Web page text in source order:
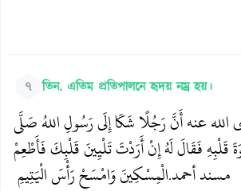
৭ তিন. এতিম প্রতিপালনে হৃদয় নম্র হয়।
عنه أَنَّ رَجُلًا شَكَا إِلَى رَسُولِ اللهُ صَلَّى
قَلْبِهِ فَقَالَ لَهُ إِنْ أَرَدْتَ تَلْيِينَ قَلْبِكَ فَأَطْعِمْ
الْمِسْكِينَ وَامْسَحْ رَأْسَ الْيَتِيمِ.مسند أحمد